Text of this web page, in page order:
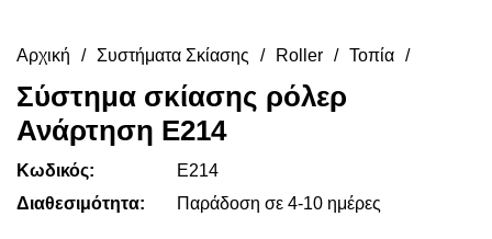
Αρχική Συστήματα Σκίασης Roller Τοπία
Σύστημα σκίασης ρόλερ
Ανάρτηση E214
Κωδικός:
E214
Διαθεσιμότητα:
Παράδοση σε 4-10 ημέρες